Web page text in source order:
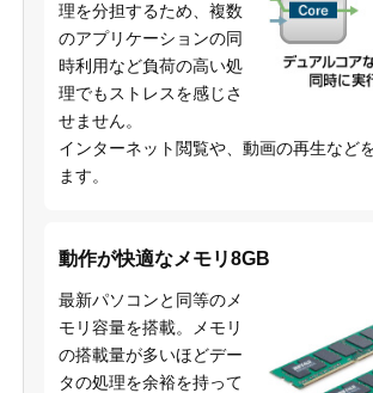
理を分担するため、複数
のアプリケーションの同
時利用など負荷の高い処
理でもストレスを感じさ
せません。
インターネット閲覧や、動画の再生など
ます。
動作が快適なメモリ8GB
最新パソコンと同等のメ
モリ容量を搭載。メモリ
の搭載量が多いほどデー
タの処理を余裕を持って